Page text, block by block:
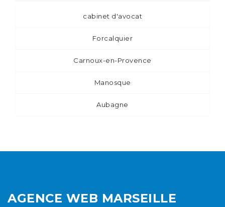
cabinet d'avocat
Forcalquier
Carnoux-en-Provence
Manosque
Aubagne
AGENCE WEB MARSEILLE